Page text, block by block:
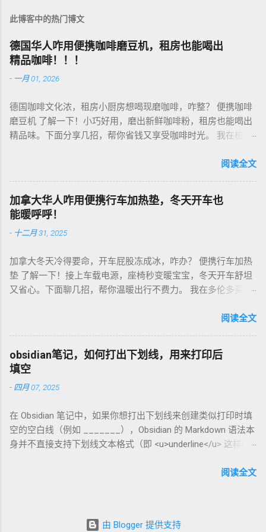
此博客中的热门博文
德国华人咋用便携咖啡磨豆机，租房也能喝出
精品咖啡！！！
- 一月 01, 2026
德国咖啡文化浓，租房小厨房想喝现磨咖啡，咋整？ 便携咖啡
磨豆机 了解一下！小巧好用，磨出新鲜咖啡粉，租房也能喝出
精品味。下面分享几招，帮你省钱又享受咖啡时光。 我在柏林
挑磨豆机看磨芯，陶瓷的耐用不发热，像Hario、Porlex这些牌
邻居可能嫌吵…… 磨豆有讲究。粗磨适合法压壶，细磨适合意式
咖啡机，App上查磨豆粗细对照表，新手不翻车。我每周磨一
次，存密封罐，早上冲杯咖啡，香到飞起！德国超市咖啡豆
贵，网购Amazon.de或本地咖啡店促销，10欧元买半磅好豆，
欧元搞定。华人微信群也有二手交易，20欧元能淘好货。 便携
咖啡磨豆机 让德国华人租房也能喝精品咖啡，赶紧试试，生活
更有味！
阅读全文
加拿大华人咋用便携行车加热垫，冬天开车也
能暖呼呼！
- 十二月 31, 2025
加拿大冬天冷得要命，开车屁股冻成冰，咋办？ 便携行车加热
垫 了解一下！接上车载电源，座椅秒变暖宝宝，冬天开车舒坦
又省心。下面聊几招，帮你温暖出行不费力。 我在多伦多买了
质，绒布的舒服又耐用，像Wagan、Comfier这些牌子，加热快
车座尺寸，通用款最省心。 用的时候简单到爆。插上车载
USB，5分钟座椅热乎乎，开长途都不冷。我在卡尔加里雪天开
车，加热垫开低档，20分钟省油又暖和。搭配个方向盘套，手
也不冻，安全又舒服。冬天停车后收好垫子，别让雪水弄湿，
常打折，30加币搞定。华人论坛也有二手交易，20加币能淘好
货。 便携行车加热垫 让加拿大华人冬天开车暖呼呼，赶紧入
手，出行更舒心！
阅读全文
obsidian笔记，如何打出下划线，用来打印后
填空
- 四月 07, 2025
在 Obsidian 笔记中，如果你想打出下划线来创建类似打印时填
空的空白线（例如 _______），Obsidian 的 Markdown 语法本
身并不直接支持下划线文本格式（即 <u>underline</u> 这样的
以下方法实现类似效果： 方法 1：使用下划线字符 直接输入连
以作为填空使用。这种方法简单直接，适合快速记录。 方法
阅读全文
由 Blogger 提供支持